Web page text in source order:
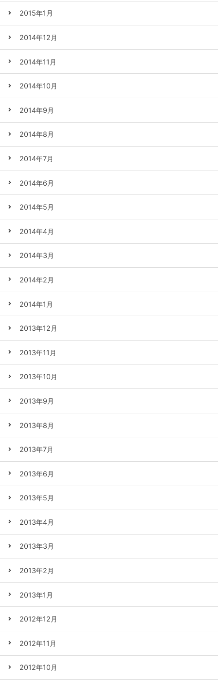
2015年1月
2014年12月
2014年11月
2014年10月
2014年9月
2014年8月
2014年7月
2014年6月
2014年5月
2014年4月
2014年3月
2014年2月
2014年1月
2013年12月
2013年11月
2013年10月
2013年9月
2013年8月
2013年7月
2013年6月
2013年5月
2013年4月
2013年3月
2013年2月
2013年1月
2012年12月
2012年11月
2012年10月